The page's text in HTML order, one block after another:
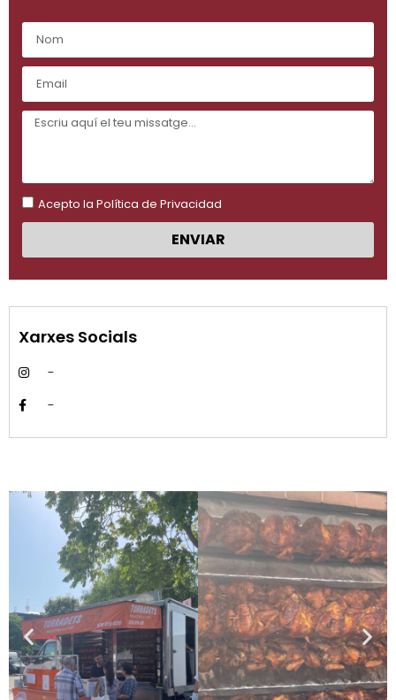
Acepto la Política de Privacidad
ENVIAR
Xarxes Socials
-
-